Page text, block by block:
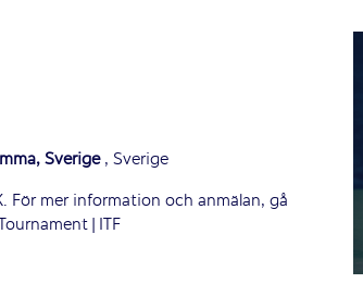
Sverige, Sverige
För mer information och anmälan, gå
| ITF